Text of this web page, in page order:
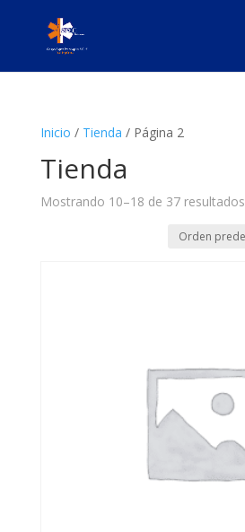
Inicio / Tienda / Página 2
Tienda
Mostrando 10–18 de 37 resultados